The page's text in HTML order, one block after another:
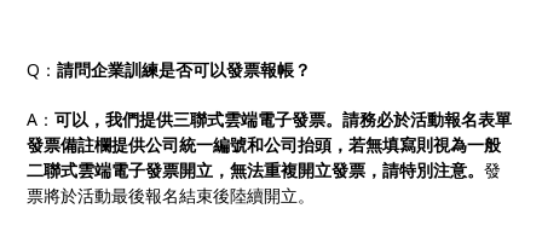
Q：請問企業訓練是否可以發票報帳？
A：可以，我們提供三聯式雲端電子發票。請務必於活動報名表單
發票備註欄提供公司統一編號和公司抬頭，若無填寫則視為一般
二聯式雲端電子發票開立，無法重複開立發票，請特別注意。發
票將於活動最後報名結束後陸續開立。